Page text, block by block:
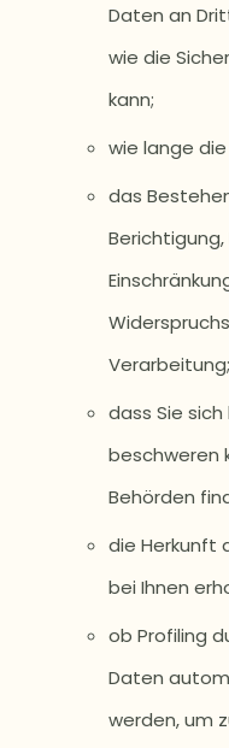
Daten an
wie die
kann;
wie lange
das
Verarbeitung;
dass Sie
beschweren
Behörden
die Herkunft
bei Ihnen
ob Profiling
Daten
werden, um